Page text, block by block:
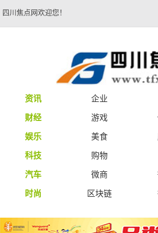
四川焦点网欢迎您！
资讯 企业
财经
游戏
娱乐
美食
科技
购物
汽车
微商
时尚
区块链